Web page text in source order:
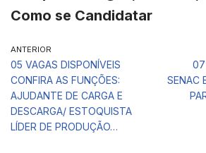
Como se Candidatar
ANTERIOR
05 VAGAS DISPONÍVEIS
CONFIRA AS FUNÇÕES:
AJUDANTE DE CARGA E
DESCARGA/ ESTOQUISTA
LÍDER DE PRODUÇÃO…
07
SENAC